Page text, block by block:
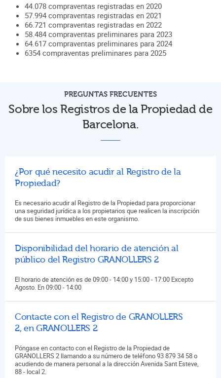
44.078 compraventas registradas en 2020
57.994 compraventas registradas en 2021
66.721 compraventas registradas en 2022
58.484 compraventas preliminares para 2023
64.617 compraventas preliminares para 2024
6354 compraventas preliminares para 2025
PREGUNTAS FRECUENTES
Sobre los Registros de la Propiedad de
Barcelona.
¿Por qué necesito acudir al Registro de la
Propiedad?
Es necesario acudir al Registro de la Propiedad para proporcionar
una seguridad jurídica a los propietarios que realicen la inscripción
de sus bienes inmuebles en este organismo.
Disponibilidad del horario de atención al
público del Registro GRANOLLERS 2
El horario de atención es de 09:00 - 14:00 y 15:00 - 17:00 Excepto
Agosto. En 09:00 - 14:00
Contacte con el Registro de GRANOLLERS
2, en GRANOLLERS 2
Póngase en contacto con el Registro de la Propiedad de
GRANOLLERS 2 llamando a su número de teléfono 93 879 34 58 o
acudiendo de manera personal a la dirección Avenida Sant Esteve,
88 - local 2.